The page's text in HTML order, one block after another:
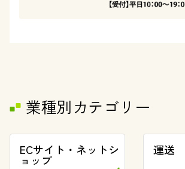
業種別カテゴリー
ECサイト・ネットシ
ョップ
運送